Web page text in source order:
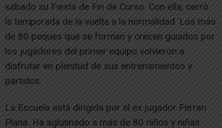
sábado su Fiesta de Fin de Curso. Con ella, cerró
la temporada de la vuelta a la normalidad. Los más
de 80 peques que se forman y crecen guiados por
los jugadores del primer equipo volvieron a
disfrutar en plenitud de sus entrenamientos y
partidos.
La Escuela está dirigida por el ex jugador Ferran
Plana. Ha aglutinado a más de 80 niños y niñas